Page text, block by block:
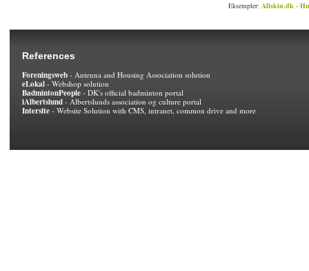
Eksempler: Allskin.dk -
References
Foreningsweb - Antenna and Housing Association solution
eLokal - Webshop solution
BadmintonPeople - DK's official badminton portal
iAlbertslund - Albertslunds association og culture portal
Intersite - Website Solution with CMS, intranet, common drive and more